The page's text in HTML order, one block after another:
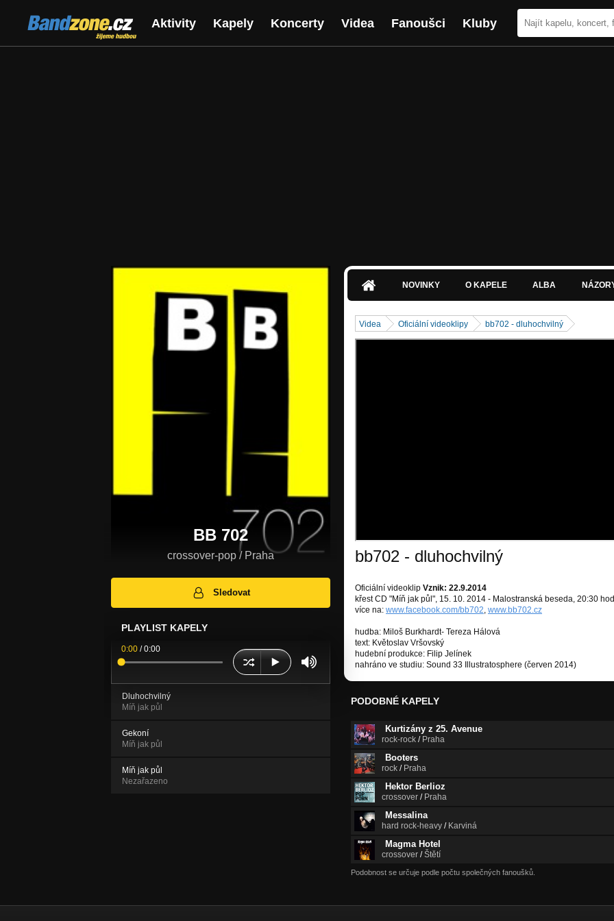
Bandzone.cz
žijeme hudbou
Aktivity Kapely Koncerty Videa Fanoušci Kluby
BB 702
crossover-pop / Praha
Sledovat
PLAYLIST KAPELY
0:00 /0:00
Dluhochvilný
Míň jak půl
Gekoní
Míň jak půl
Míň jak půl
Nezařazeno
NOVINKY O KAPELE ALBA
Videa Oficiální videoklipy bb702 - dluhochvilný
bb702 - dluhochvilný
Oficiální videoklip Vznik: 22.9.2014
křest CD "Míň jak půl", 15. 10. 2014 - Malostranská beseda, 20:30 hod
více na: www.facebook.com/bb702, www.bb702.cz
hudba: Miloš Burkhardt- Tereza Hálová
text: Květoslav Vršovský
hudební produkce: Filip Jelínek
nahráno ve studiu: Sound 33 Illustratosphere (červen 2014)
PODOBNÉ KAPELY
Kurtizány z 25. Avenue
rock-rock / Praha
Booters
rock / Praha
Hektor Berlioz
crossover / Praha
Messalina
hard rock-heavy / Karviná
Magma Hotel
crossover /Štětí
Podobnost se určuje podle počtu společných fanoušků.